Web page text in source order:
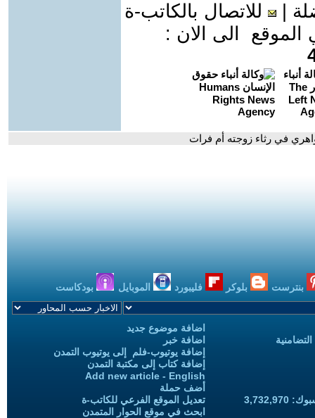
للاتصال بالكاتب-ة
الى الان :
في رثاء زوجته أم فرات
بنترست بلوكر فليبورد الموبايل بودكاست
اضافة موضوع جديد
اضافة خبر
إضافة يوتيوب-فلم إلى يوتيوب التمدن
إضافة كتاب إلى مكتبة التمدن
Add new article - English
أضف حملة
تعديل الموقع الفرعي للكاتب-ة
ابحث في موقع الحوار المتمدن